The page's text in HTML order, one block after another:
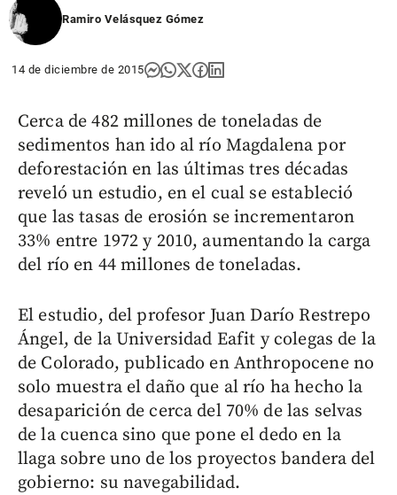
Ramiro Velásquez Gómez
14 de diciembre de 2015
Cerca de 482 millones de toneladas de
sedimentos han ido al río Magdalena por
deforestación en las últimas tres décadas
reveló un estudio, en el cual se estableció
que las tasas de erosión se incrementaron
33% entre 1972 y 2010, aumentando la carga
del río en 44 millones de toneladas.
El estudio, del profesor Juan Darío Restrepo
Ángel, de la Universidad Eafit y colegas de la
de Colorado, publicado en Anthropocene no
solo muestra el daño que al río ha hecho la
desaparición de cerca del 70% de las selvas
de la cuenca sino que pone el dedo en la
llaga sobre uno de los proyectos bandera del
gobierno: su navegabilidad.